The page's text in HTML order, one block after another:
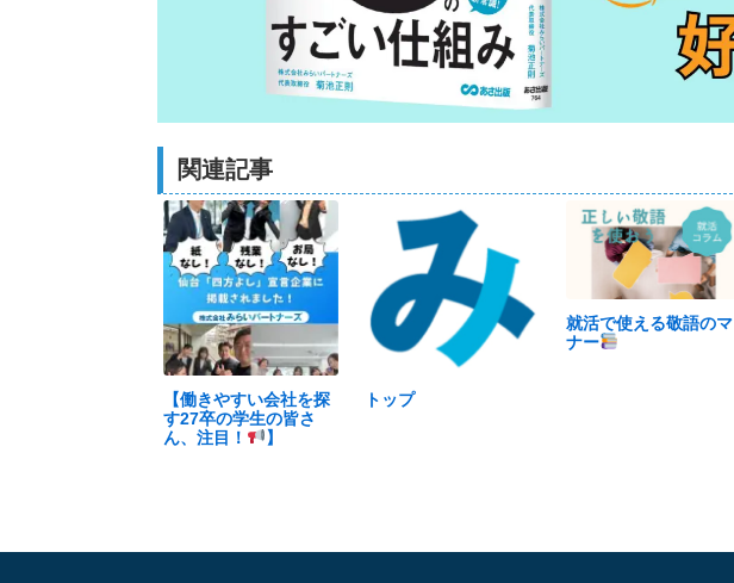
関連記事
【働きやすい会社を探
す27卒の学生の皆さ
ん、注目！
】
トップ
就活で使える敬語のマ
ナー